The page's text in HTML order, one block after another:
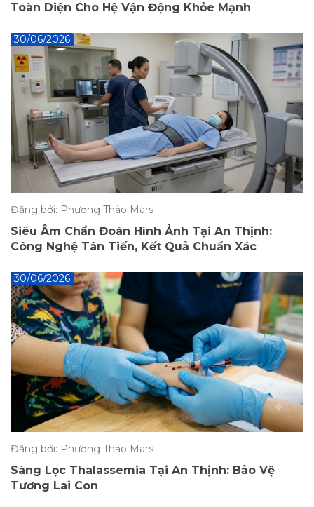
Toàn Diện Cho Hệ Vận Động Khỏe Mạnh
30/06/2026
Đăng bởi: Phương Thảo Mars
Siêu Âm Chẩn Đoán Hình Ảnh Tại An Thịnh:
Công Nghệ Tân Tiến, Kết Quả Chuẩn Xác
30/06/2026
Đăng bởi: Phương Thảo Mars
Sàng Lọc Thalassemia Tại An Thịnh: Bảo Vệ
Tương Lai Con